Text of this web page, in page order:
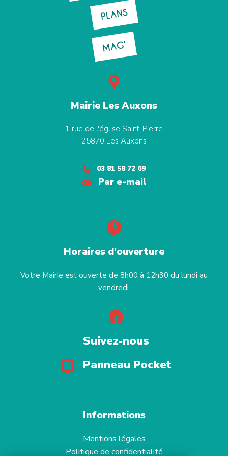
PLANS
MAG’
Mairie Les Auxons
1 rue de l'église Saint-Pierre
25870 Les Auxons
03 81 58 72 69
Par e-mail
Horaires d'ouverture
Votre Mairie est ouverte de 8h00 à 12h30 du lundi au
vendredi.
Suivez-nous
Panneau Pocket
Informations
Mentions légales
Politique de confidentialité